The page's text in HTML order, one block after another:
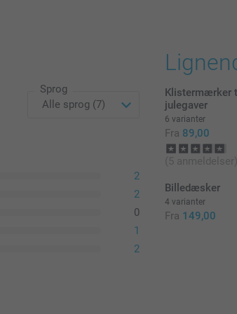
Priser for
1:
2:
3: Mat
Antal
1 - 9
10+
Sprog
2
2
0
1
2
Klistermærker
julegaver
6 varianter
Fra 89,00
(5 anmeldelser)
Billedæsker
4 varianter
Fra 149,00